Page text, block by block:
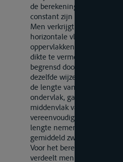
de berekening van het
constant zijn en in de regel
Men verkrijgt de inhoud
horizontale vlakken, door de
oppervlakken van het
dikte te vermenigvuldigen.
begrensd door elkaar
dezelfde wijze verkregen,
de lengte van de verticale
ondervlak, gaande door het
middenvlak van de schijf,
vereenvoudiging kan men
lengte nemen van de
gemiddeld zwaartepunt.
Voor het berekenen van
verdeelt men het oppervlak